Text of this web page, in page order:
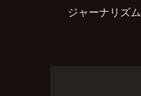
ジャーナリズム